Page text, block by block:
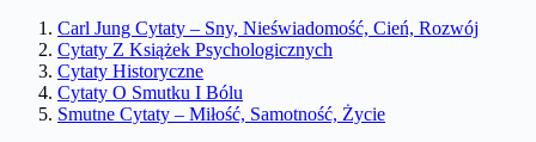
Carl Jung Cytaty – Sny, Nieświadomość, Cień, Rozwój
Cytaty Z Książek Psychologicznych
Cytaty Historyczne
Cytaty O Smutku I Bólu
Smutne Cytaty – Miłość, Samotność, Życie